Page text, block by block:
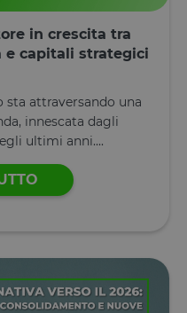
in crescita tra
e capitali strategici
sta attraversando una
innescata dagli
ultimi anni....